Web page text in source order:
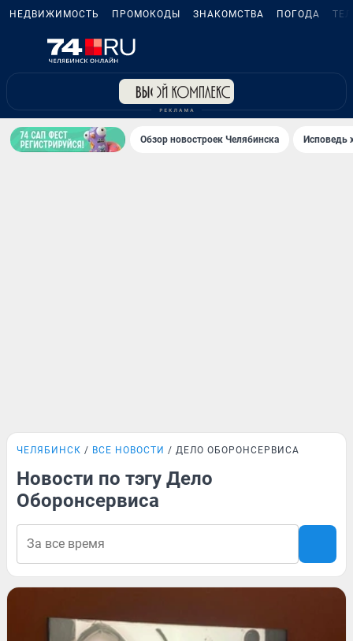
НЕДВИЖИМОСТЬ ПРОМОКОДЫ ЗНАКОМСТВА ПОГОДА
Обзор новостроек Челябинска Исповедь
ЧЕЛЯБИНСК ВСЕ НОВОСТИ ДЕЛО ОБОРОНСЕРВИСА
Новости по тэгу Дело
Оборонсервиса